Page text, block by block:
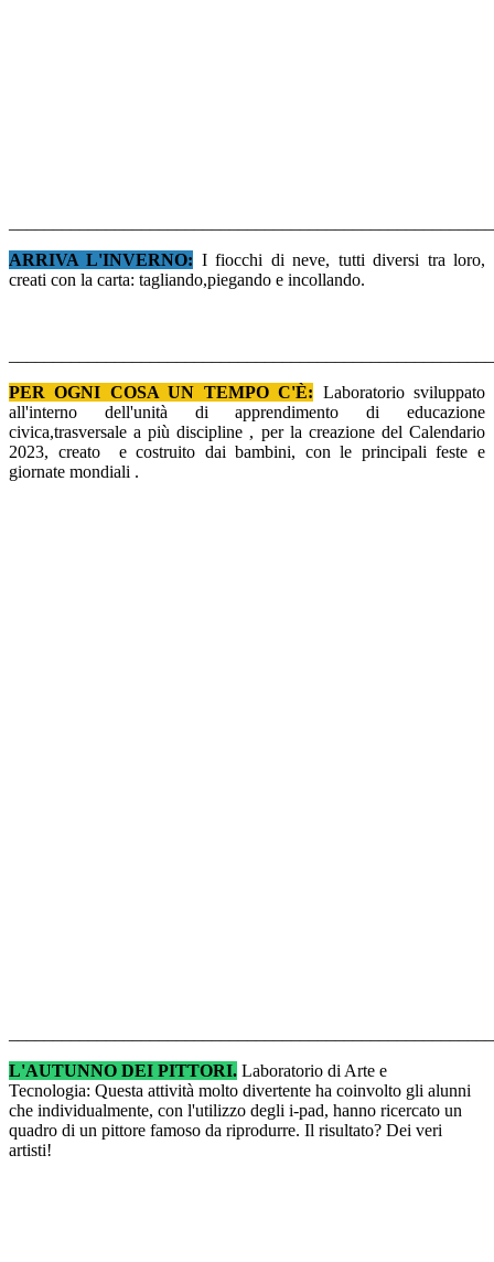
ARRIVA L'INVERNO: I fiocchi di neve, tutti diversi tra loro,
creati con la carta: tagliando,piegando e incollando.
PER OGNI COSA UN TEMPO C'È: Laboratorio sviluppato
all'interno dell'unità di apprendimento di educazione
civica,trasversale a più discipline , per la creazione del Calendario
2023, creato e costruito dai bambini, con le principali feste e
giornate mondiali .
L'AUTUNNO DEI PITTORI. Laboratorio di Arte e
Tecnologia: Questa attività molto divertente ha coinvolto gli alunni
che individualmente, con l'utilizzo degli i-pad, hanno ricercato un
quadro di un pittore famoso da riprodurre. Il risultato? Dei veri
artisti!